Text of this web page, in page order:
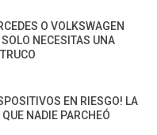
O VOLKSWAGEN
NECESITAS UNA
EN RIESGO! LA
NADIE PARCHEÓ